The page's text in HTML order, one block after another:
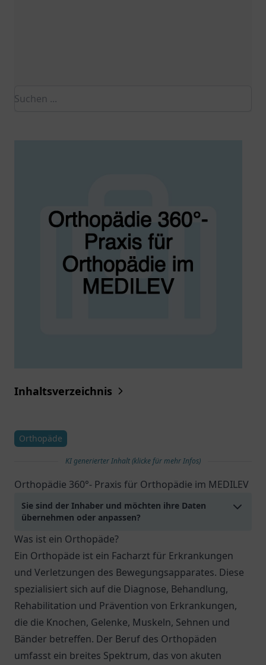
Inhaltsverzeichnis
Orthopäde
KI generierter Inhalt (klicke für mehr Infos)
Orthopädie 360°- Praxis für Orthopädie im MEDILEV
Sie sind der Inhaber und möchten ihre Daten
übernehmen oder anpassen?
Was ist ein Orthopäde?
Ein Orthopäde ist ein Facharzt für Erkrankungen
und Verletzungen des Bewegungsapparates. Diese
spezialisiert sich auf die Diagnose, Behandlung,
Rehabilitation und Prävention von Erkrankungen,
die die Knochen, Gelenke, Muskeln, Sehnen und
Bänder betreffen. Der Beruf des Orthopäden
umfasst ein breites Spektrum, das von akuten